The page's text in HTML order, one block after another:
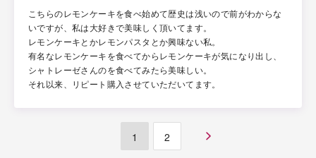
こちらのレモンケーキを食べ始めて歴史は浅いので前がわからな
いですが、私は大好きで美味しく頂いてます。
レモンケーキとかレモンパスタとか興味ない私。
有名なレモンケーキを食べてからレモンケーキが気になり出し、
シャトレーゼさんのを食べてみたら美味しい。
それ以来、リピート購入させていただいてます。
1 2